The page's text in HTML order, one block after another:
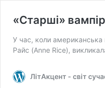
«Старші»
У час, коли американська
Райс (Anne Rice),
ЛітАкцент - світ